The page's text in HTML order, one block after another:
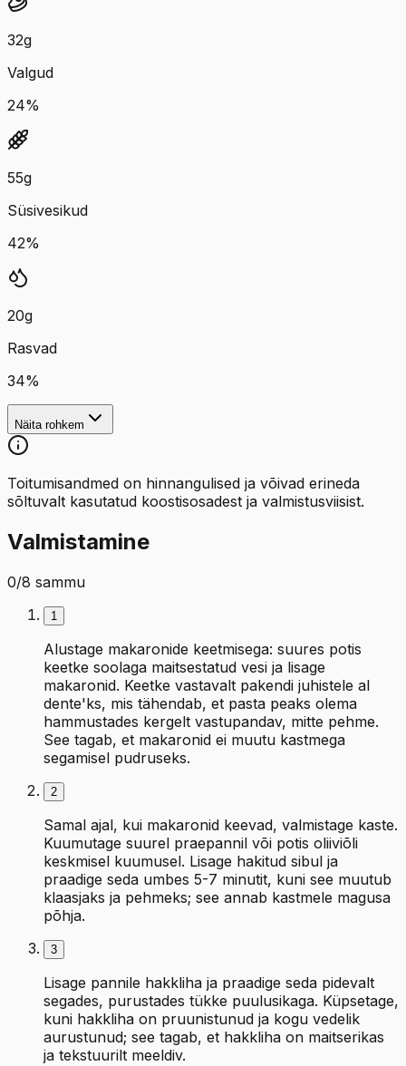
32g
Valgud
24%
55g
Süsivesikud
42%
20g
Rasvad
34%
Näita rohkem
Toitumisandmed on hinnangulised ja võivad erineda
sõltuvalt kasutatud koostisosadest ja valmistusviisist.
Valmistamine
0/8 sammu
1
Alustage makaronide keetmisega: suures potis
keetke soolaga maitsestatud vesi ja lisage
makaronid. Keetke vastavalt pakendi juhistele al
dente'ks, mis tähendab, et pasta peaks olema
hammustades kergelt vastupandav, mitte pehme.
See tagab, et makaronid ei muutu kastmega
segamisel pudruseks.
2
Samal ajal, kui makaronid keevad, valmistage kaste.
Kuumutage suurel praepannil või potis oliiviõli
keskmisel kuumusel. Lisage hakitud sibul ja
praadige seda umbes 5-7 minutit, kuni see muutub
klaasjaks ja pehmeks; see annab kastmele magusa
põhja.
3
Lisage pannile hakkliha ja praadige seda pidevalt
segades, purustades tükke puulusikaga. Küpsetage,
kuni hakkliha on pruunistunud ja kogu vedelik
aurustunud; see tagab, et hakkliha on maitserikas
ja tekstuurilt meeldiv.